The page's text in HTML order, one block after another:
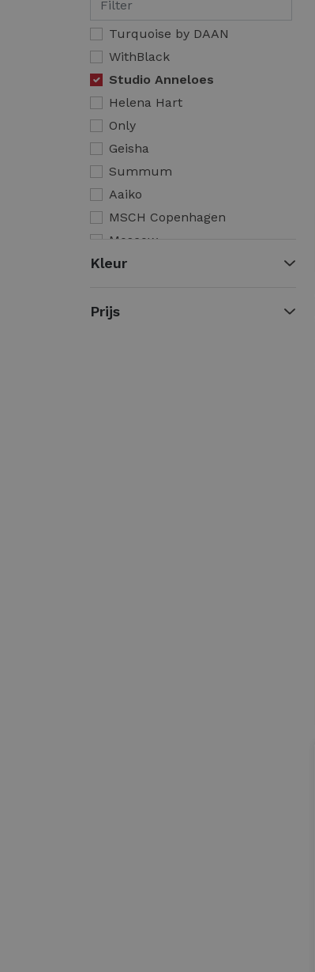
Turquoise by DAAN
WithBlack
Studio Anneloes
Helena Hart
Only
Geisha
Summum
Aaiko
MSCH Copenhagen
Moscow
Elvira Casuals
Maicazz
Kleur
Prijs